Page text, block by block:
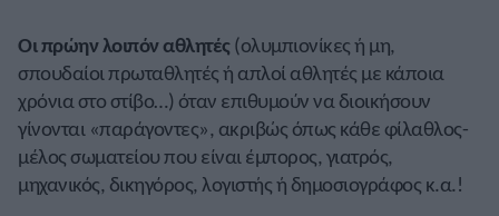
Οι πρώην λοιπόν αθλητές(ολυμπιονίκες ή μη,
σπουδαίοι πρωταθλητές ή απλοί αθλητές με κάποια
χρόνια στο στίβο…) όταν επιθυμούν να διοικήσουν
γίνονται «παράγοντες», ακριβώς όπως κάθε φίλαθλος-
μέλος σωματείου που είναι έμπορος, γιατρός,
μηχανικός, δικηγόρος, λογιστής ή δημοσιογράφος κ.α.!